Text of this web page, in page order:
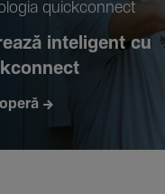
quickconnect
inte­li­gent cu